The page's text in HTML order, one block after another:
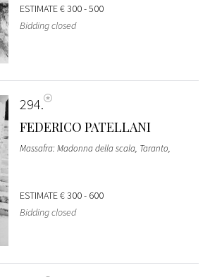
ESTIMATE€ 300 - 500
Bidding closed
294
FEDERICO PATELLANI
Massafra: Madonna della scala, Taranto,
ESTIMATE€ 300 - 600
Bidding closed